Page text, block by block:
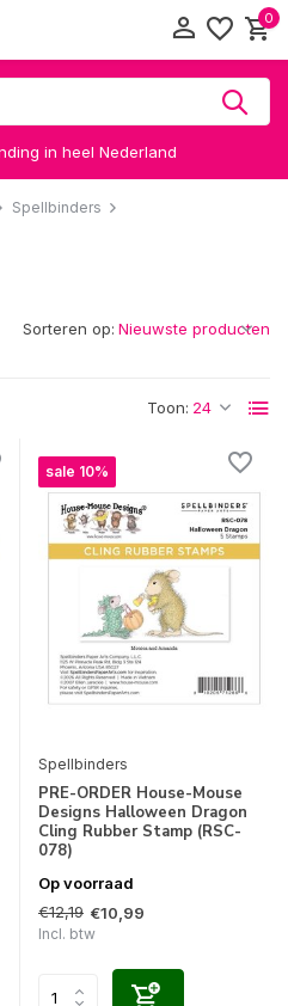
0
leuke verrassing
Spellbinders
Toon:
Sorteren op:
sale 10%
Spellbinders
PRE-ORDER House-Mouse
Designs Halloween Dragon
Cling Rubber Stamp (RSC-
078)
Op voorraad
€12,19 €10,99
Incl. btw